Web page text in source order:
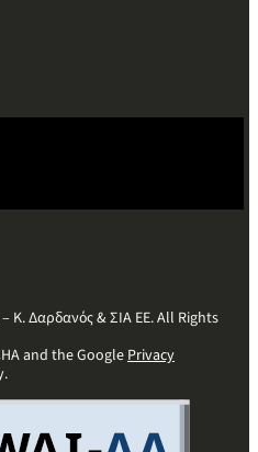
Κ. Δαρδανός & ΣΙΑ ΕΕ. All Rights
and the GooglePrivacy